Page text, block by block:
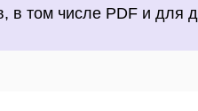
в том числе PDF и для